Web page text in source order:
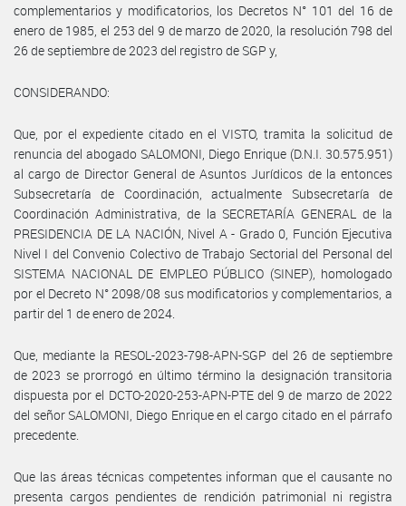
complementarios y modificatorios, los Decretos N° 101 del 16 de
enero de 1985, el 253 del 9 de marzo de 2020, la resolución 798 del
26 de septiembre de 2023 del registro de SGP y,
CONSIDERANDO:
Que, por el expediente citado en el VISTO, tramita la solicitud de
renuncia del abogado SALOMONI, Diego Enrique (D.N.I. 30.575.951)
al cargo de Director General de Asuntos Jurídicos de la entonces
Subsecretaría de Coordinación, actualmente Subsecretaría de
Coordinación Administrativa, de la SECRETARÍA GENERAL de la
PRESIDENCIA DE LA NACIÓN, Nivel A - Grado 0, Función Ejecutiva
Nivel I del Convenio Colectivo de Trabajo Sectorial del Personal del
SISTEMA NACIONAL DE EMPLEO PÚBLICO (SINEP), homologado
por el Decreto N° 2098/08 sus modificatorios y complementarios, a
partir del 1 de enero de 2024.
Que, mediante la RESOL-2023-798-APN-SGP del 26 de septiembre
de 2023 se prorrogó en último término la designación transitoria
dispuesta por el DCTO-2020-253-APN-PTE del 9 de marzo de 2022
del señor SALOMONI, Diego Enrique en el cargo citado en el párrafo
precedente.
Que las áreas técnicas competentes informan que el causante no
presenta cargos pendientes de rendición patrimonial ni registra